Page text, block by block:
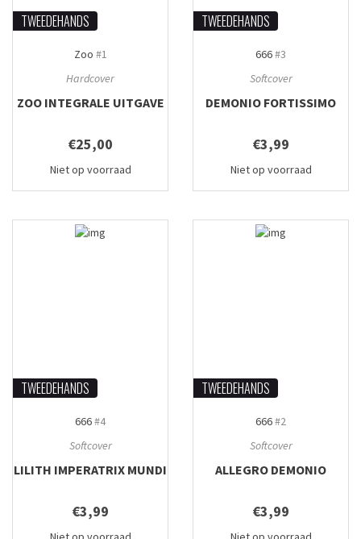
TWEEDEHANDS
Zoo #1
Hardcover
ZOO INTEGRALE UITGAVE
€25,00
Niet op voorraad
TWEEDEHANDS
666#3
Softcover
DEMONIO FORTISSIMO
€3,99
Niet op voorraad
TWEEDEHANDS
666#4
Softcover
LILITH IMPERATRIX MUNDI
€3,99
TWEEDEHANDS
666#2
Softcover
ALLEGRO DEMONIO
€3,99